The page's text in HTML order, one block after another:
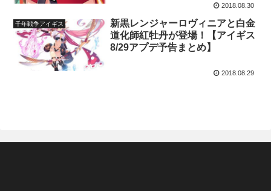
2018.08.30
千年戦争アイギス
新黒レンジャーロヴィニアと白金
道化師紅牡丹が登場！【アイギス
8/29アプデ予告まとめ】
2018.08.29